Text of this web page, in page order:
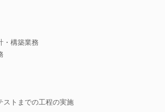
・構築業務
ストまでの工程の実施